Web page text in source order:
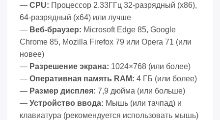
— CPU: Процессор 2.33ГГц 32-разрядный (x86),
64-разрядный (x64) или лучше
— Веб-браузер: Microsoft Edge 85, Google
Chrome 85, Mozilla Firefox 79 или Opera 71 (или
новее)
— Разрешение экрана: 1024×768 (или более)
— Оперативная память RAM: 4 ГБ (или более)
— Размер дисплея: 7,9 дюйма (или больше)
— Устройство ввода: Мышь (или тачпад) и
клавиатура (рекомендуется использовать мышь)